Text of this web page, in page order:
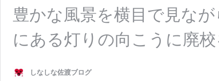
豊かな風景を横目で見な
にある灯りの向こうに廃
しなしな佐渡ブログ